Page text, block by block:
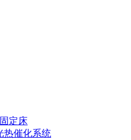
定床
热催化系统